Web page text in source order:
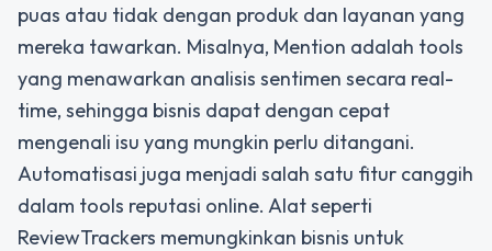
puas atau tidak dengan produk dan layanan yang
mereka tawarkan. Misalnya, Mention adalah tools
yang menawarkan analisis sentimen secara real-
time, sehingga bisnis dapat dengan cepat
mengenali isu yang mungkin perlu ditangani.
Automatisasi juga menjadi salah satu fitur canggih
dalam tools reputasi online. Alat seperti
ReviewTrackers memungkinkan bisnis untuk